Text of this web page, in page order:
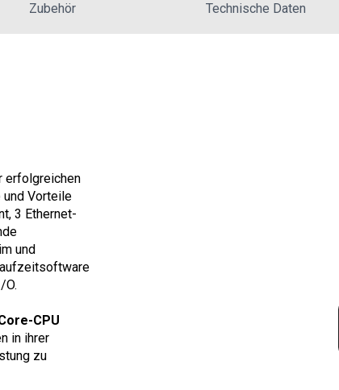
Zubehör Technische Daten
erfolgreichen
Vorteile
3 Ethernet-
und
O.
CPU
in ihrer
zu